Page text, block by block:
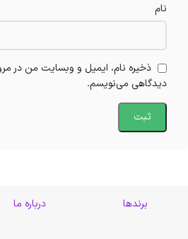
نام
ذخیره نام، ایمیل و وبسایت من در
دیدگاهی می‌نویسم.
برندها درباره ما